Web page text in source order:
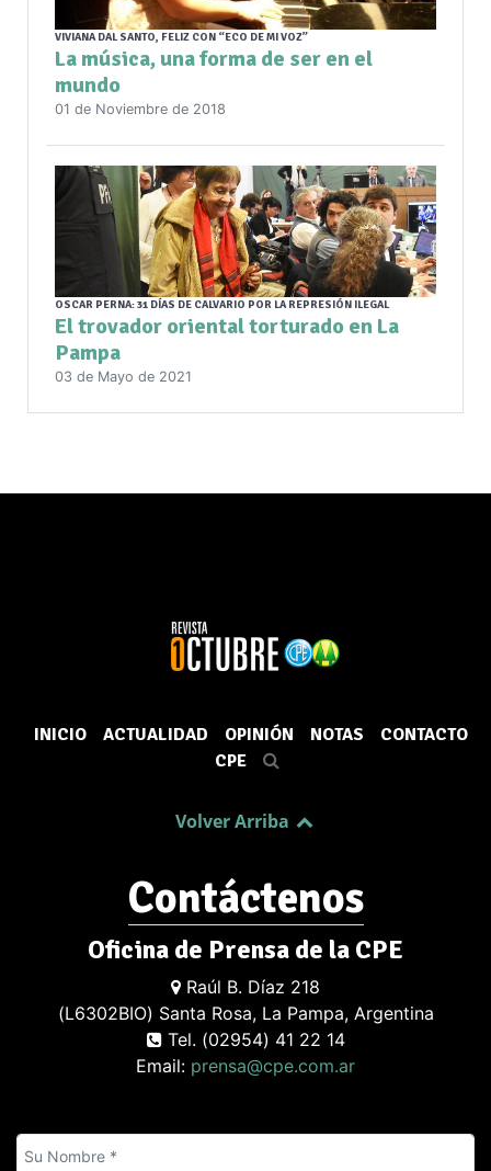
VIVIANA DAL SANTO, FELIZ CON “ECO DE MI VOZ”
La música, una forma de ser en el
mundo
01 de Noviembre de 2018
OSCAR PERNA: 31 DÍAS DE CALVARIO POR LA REPRESIÓN ILEGAL
El trovador oriental torturado en La
Pampa
03 de Mayo de 2021
INICIO ACTUALIDAD OPINIÓN NOTAS
CONTACTO
CPE
Volver Arriba
Contáctenos
Oficina de Prensa de la CPE
Raúl B. Díaz 218
(L6302BIO) Santa Rosa, La Pampa, Argentina
Tel. (02954) 41 22 14
Email: prensa@cpe.com.ar